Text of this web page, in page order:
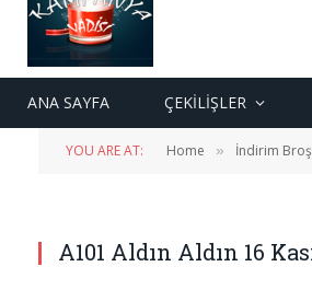
ANA SAYFA ÇEKİLİŞLER
YOU ARE AT: Home » İndirim
A101 Aldın Aldın 16